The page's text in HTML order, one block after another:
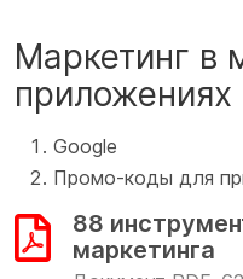
Маркетинг в
приложениях
Google
Промо-коды для
88
маркетинга